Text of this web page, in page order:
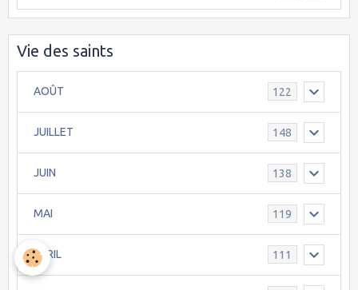
Vie des saints
AOÛT 122
JUILLET 148
JUIN 138
MAI 119
AVRIL 111